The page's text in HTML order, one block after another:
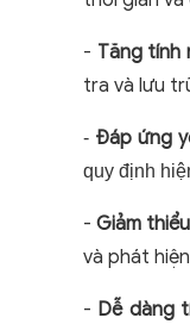
- Tăng tính
tra và lưu
- Đáp ứng
quy định
-Giảm
và phát
- Dễ dàng